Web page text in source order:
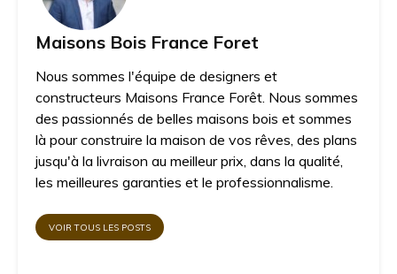
Maisons Bois France Foret
Nous sommes l'équipe de designers et
constructeurs Maisons France Forêt. Nous sommes
des passionnés de belles maisons bois et sommes
là pour construire la maison de vos rêves, des plans
jusqu'à la livraison au meilleur prix, dans la qualité,
les meilleures garanties et le professionnalisme.
VOIR TOUS LES POSTS